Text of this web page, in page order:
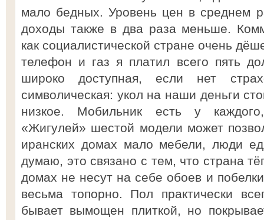
мало бедных. Уровень цен в среднем
доходы также в два раза меньше.
как социалистической стране очень
телефон и газ я платил всего пять
широко доступная, если нет
символическая: укол на наши деньги
низкое. Мобильник есть у
«Жигулей» шестой модели может
иранских домах мало мебели, люди
думаю, это связано с тем, что страна
домах не несут на себе обоев и
весьма топорно. Пол практически
бывает вымощен плиткой, но